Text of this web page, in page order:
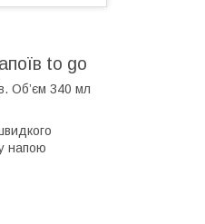
to go
Об’єм 340 мл
напою